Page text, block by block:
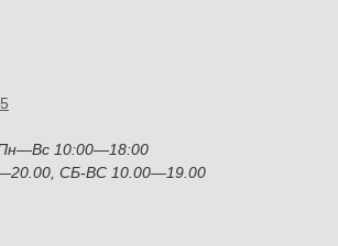
10:00—18:00
СБ-ВС 10.00—19.00